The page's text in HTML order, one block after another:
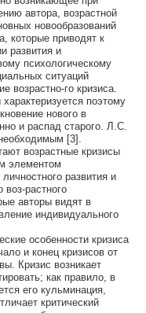
автора, возрастной
новообразований
которые приводят к
развития и
психологическому
ситуаций
возрастно-го кризиса.
поэтому
нового в
и распад старого. Л.С.
[3].
возрастные кризисы
элементом
развития и
растного
авторы видят в
индивидуального
особенности кризиса
и конец кризисов от
Кризис возникает
как правило, в
его кульминация,
критический